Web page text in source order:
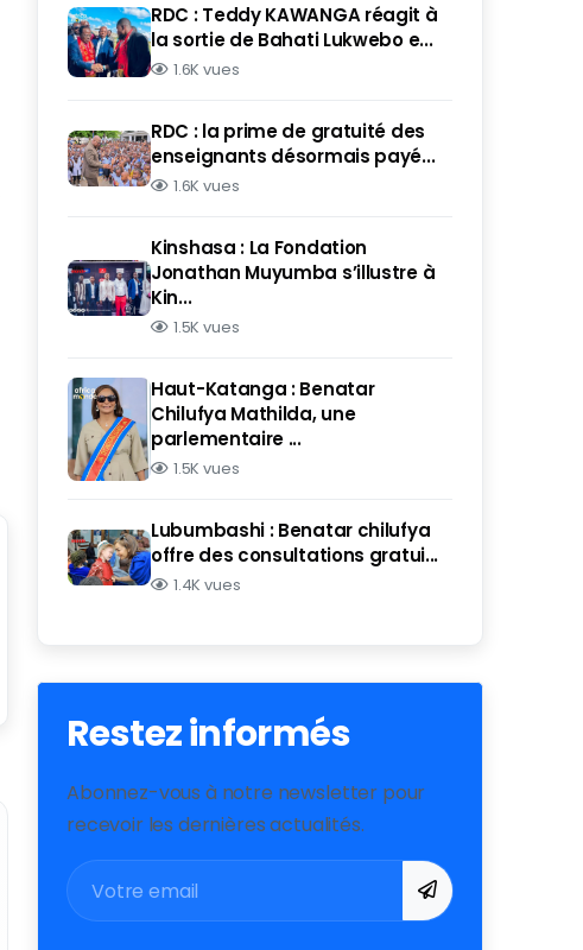
RDC : Teddy KAWANGA réagit à
la sortie de Bahati Lukwebo e...
1.6K vues
RDC : la prime de gratuité des
enseignants désormais payé...
1.6K vues
Kinshasa : La Fondation
Jonathan Muyumba s’illustre à
Kin...
1.5K vues
Haut-Katanga : Benatar
Chilufya Mathilda, une
parlementaire ...
1.5K vues
Lubumbashi : Benatar chilufya
offre des consultations gratui...
1.4K vues
Restez informés
Abonnez-vous à notre newsletter pour
recevoir les dernières actualités.